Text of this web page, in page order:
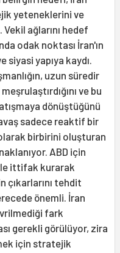
yeteneklerini ve
ağlarını hedef
odak noktası İran'ın
yapıya kaydı.
uzun süredir
ve bu
dönüştüğünü
sadece reaktif bir
birbirini oluşturan
ABD için
ittifak kurarak
çıkarlarını tehdit
önemli. İran
fark
gerekli görülüyor, zira
için stratejik